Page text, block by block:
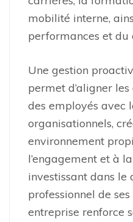
mobilité interne,
performances et du
Une gestion
permet d’aligner
des employés avec
organisationnels,
environnement
l’engagement et à
investissant dans le
professionnel de
entreprise renforce